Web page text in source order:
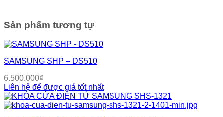
Sản phẩm tương tự
SAMSUNG SHP – DS510
6.500.000₫
Liên hệ để được giá tốt nhất